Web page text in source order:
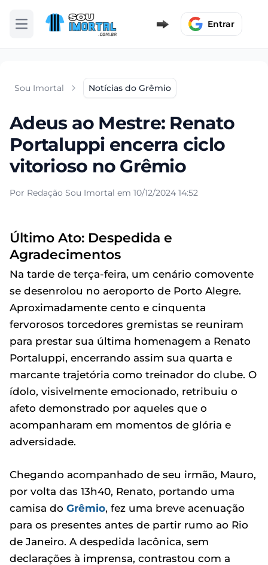
Abrir menu Entrar
Sou Imortal Notícias do Grêmio
Adeus ao Mestre: Renato
Portaluppi encerra ciclo
vitorioso no Grêmio
Por Redação Sou Imortal em 10/12/2024 14:52
Último Ato: Despedida e
Agradecimentos
Na tarde de terça-feira, um cenário comovente
se desenrolou no aeroporto de Porto Alegre.
Aproximadamente cento e cinquenta
fervorosos torcedores gremistas se reuniram
para prestar sua última homenagem a Renato
Portaluppi, encerrando assim sua quarta e
marcante trajetória como treinador do clube. O
ídolo, visivelmente emocionado, retribuiu o
afeto demonstrado por aqueles que o
acompanharam em momentos de glória e
adversidade.
Chegando acompanhado de seu irmão, Mauro,
por volta das 13h40, Renato, portando uma
camisa do Grêmio, fez uma breve acenuação
para os presentes antes de partir rumo ao Rio
de Janeiro. A despedida lacônica, sem
declarações à imprensa, contrastou com a